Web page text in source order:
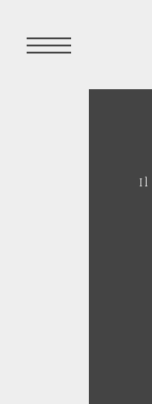
Il